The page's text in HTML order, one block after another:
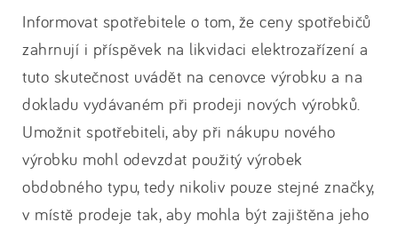
Informovat spotřebitele o tom, že ceny spotřebičů
zahrnují i příspěvek na likvidaci elektrozařízení a
tuto skutečnost uvádět na cenovce výrobku a na
dokladu vydávaném při prodeji nových výrobků.
Umožnit spotřebiteli, aby při nákupu nového
výrobku mohl odevzdat použitý výrobek
obdobného typu, tedy nikoliv pouze stejné značky,
v místě prodeje tak, aby mohla být zajištěna jeho